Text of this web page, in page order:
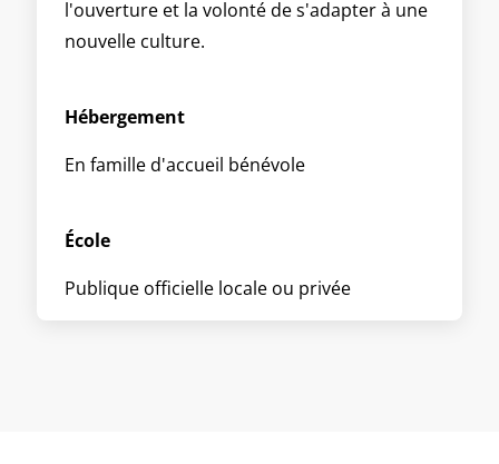
l'ouverture et la volonté de s'adapter à une
nouvelle culture.
Hébergement
En famille d'accueil bénévole
École
Publique officielle locale ou privée